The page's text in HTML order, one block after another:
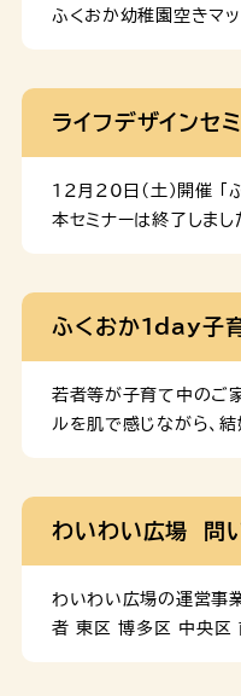
円を上限とします。 （４
人のホームページへ移動
ふくおか幼稚園空きマ
ライフデザインセ
12月20日(土)開催 「ふ
本セミナーは終了しまし
ヒントがきっとみつ
20日(土) 13:00～
天神西茂ビル内 ７階
702） 対象 福岡市内に
る。」 申込み 本セミナ
仕事の両立方法などに
のトークセッションを
ふくおか１day子
若者等が子育て中のご
ルを肌で感じながら、
など、子育て体験に向
イフデザインについて
験 ２名１組で未就学児
交流します。出産や子育
わいわい広場 問い
わいわい広場の運営事
者 東区 博多区 中央区